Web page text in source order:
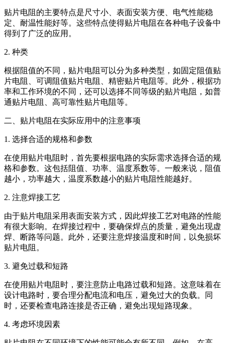
贴片电阻的主要特点是尺寸小、表面安装方便、电气性能稳
定、耐温性能好等。这些特点使得贴片电阻在各种电子设备中
得到了广泛的应用。
2. 种类
根据阻值的不同，贴片电阻可以分为多种类型，如固定阻值贴
片电阻、可调阻值贴片电阻、精密贴片电阻等。此外，根据功
率和工作环境的不同，还可以选择不同等级的贴片电阻，如普
通贴片电阻、高可靠性贴片电阻等。
二、贴片电阻在实际应用中的注意事项
1. 选择合适的规格和参数
在使用贴片电阻时，首先要根据电路的实际需求选择合适的规
格和参数。这包括阻值、功率、温度系数等。一般来说，阻值
越小，功率越大，温度系数越小的贴片电阻性能越好。
2. 注意焊接工艺
由于贴片电阻采用表面安装方式，因此焊接工艺对电路的性能
有很大影响。在焊接过程中，要确保焊点的质量，避免出现虚
焊、断路等问题。此外，还要注意焊接温度和时间，以免损坏
贴片电阻。
3. 避免过载和短路
在使用贴片电阻时，要注意防止电路过载和短路。这意味着在
设计电路时，要合理分配电流和电压，避免过大的负载。同
时，还要检查电路连接是否正确，避免出现短路现象。
4. 考虑环境因素